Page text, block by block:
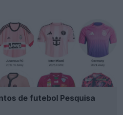
de futebol Pesquisa